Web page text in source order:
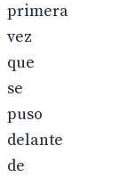
primera
vez
que
se
puso
delante
de